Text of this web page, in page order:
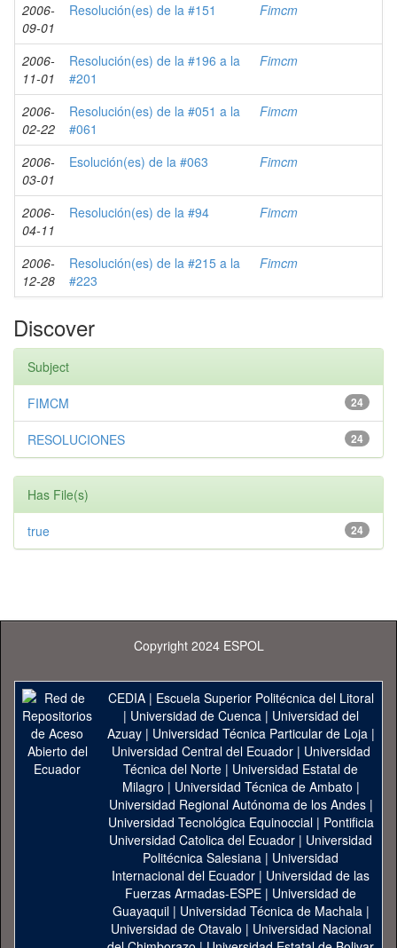
2006-
09-01
Resolución(es) de la #151 Fimcm
2006-
11-01
Resolución(es) de la #196 a la
#201
Fimcm
2006-
02-22
Resolución(es) de la #051 a la
#061
Fimcm
2006-
03-01
Esolución(es) de la #063 Fimcm
2006-
04-11
Resolución(es) de la #94 Fimcm
2006-
12-28
Resolución(es) de la #215 a la
#223
Fimcm
Discover
Subject
24
FIMCM
24
RESOLUCIONES
Has File(s)
24
true
Copyright 2024 ESPOL
CEDIA| Escuela Superior Politécnica del Litoral
| Universidad de Cuenca| Universidad del
Azuay| Universidad Técnica Particular de Loja|
Universidad Central del Ecuador| Universidad
Técnica del Norte | Universidad Estatal de
Milagro | Universidad Técnica de Ambato |
Universidad Regional Autónoma de los Andes|
Universidad Tecnológica Equinoccial| Pontificia
Universidad Catolica del Ecuador | Universidad
Politécnica Salesiana | Universidad
Internacional del Ecuador | Universidad de las
Fuerzas Armadas-ESPE | Universidad de
Guayaquil| Universidad Técnica de Machala|
Universidad de Otavalo | Universidad Nacional